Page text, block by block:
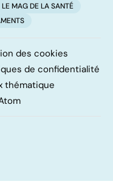
LE MAG DE LA SANTÉ
des cookies
de confidentialité
thématique